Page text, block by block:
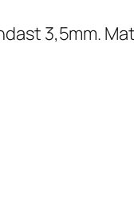
3,5mm.